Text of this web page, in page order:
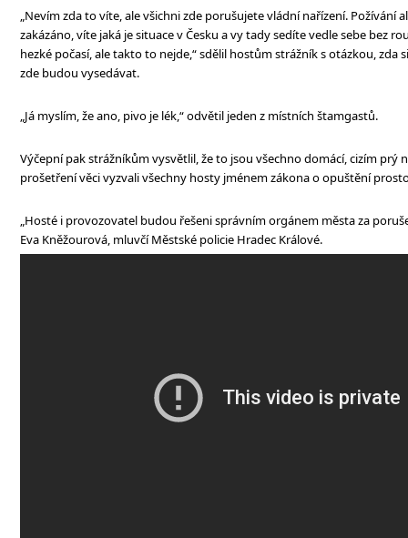
„Nevím zda to víte, ale všichni zde porušujete vládní nařízení. Požívání
zakázáno, víte jaká je situace v Česku a vy tady sedíte vedle sebe bez
hezké počasí, ale takto to nejde,“ sdělil hostům strážník s otázkou, zda
zde budou vysedávat.
„Já myslím, že ano, pivo je lék,“ odvětil jeden z místních štamgastů.
Výčepní pak strážníkům vysvětlil, že to jsou všechno domácí, cizím prý
prošetření věci vyzvali všechny hosty jménem zákona o opuštění
„Hosté i provozovatel budou řešeni správním orgánem města za
Eva Kněžourová, mluvčí Městské policie Hradec Králové.